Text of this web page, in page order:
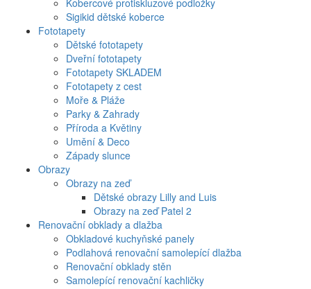
Kobercové protiskluzové podložky
Sigikid dětské koberce
Fototapety
Dětské fototapety
Dveřní fototapety
Fototapety SKLADEM
Fototapety z cest
Moře & Pláže
Parky & Zahrady
Příroda a Květiny
Umění & Deco
Západy slunce
Obrazy
Obrazy na zeď
Dětské obrazy Lilly and Luis
Obrazy na zeď Patel 2
Renovační obklady a dlažba
Obkladové kuchyňské panely
Podlahová renovační samolepící dlažba
Renovační obklady stěn
Samolepící renovační kachličky